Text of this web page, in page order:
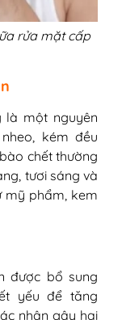
rửa mặt cấp
là một nguyên
kém đều
chết thường
tươi sáng và
mỹ phẩm, kem
được bổ sung
yếu để tăng
nhân gây hại